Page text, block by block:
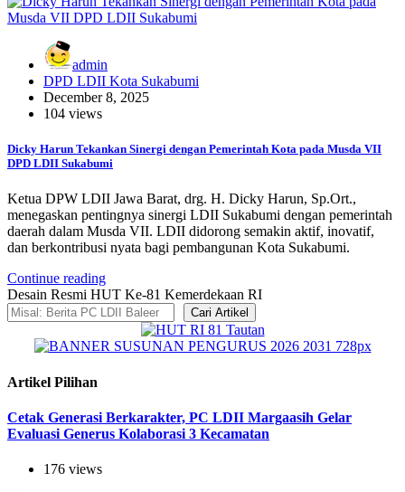
admin
DPD LDII Kota Sukabumi
December 8, 2025
104 views
Dicky Harun Tekankan Sinergi dengan Pemerintah Kota pada Musda VII
DPD LDII Sukabumi
Ketua DPW LDII Jawa Barat, drg. H. Dicky Harun, Sp.Ort.,
menegaskan pentingnya sinergi LDII Sukabumi dengan pemerintah
daerah dalam Musda VII. LDII didorong semakin aktif, inovatif,
dan berkontribusi nyata bagi pembangunan Kota Sukabumi.
Continue reading
Desain Resmi HUT Ke-81 Kemerdekaan RI
Cari Artikel
Artikel Pilihan
Cetak Generasi Berkarakter, PC LDII Margaasih Gelar
Evaluasi Generus Kolaborasi 3 Kecamatan
176 views